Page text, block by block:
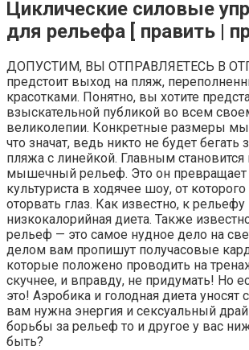
Циклические силовые
для рельефа [ править |
ДОПУСТИМ, ВЫ ОТПРАВЛЯЕТЕСЬ В
предстоит выход на пляж,
красотками. Понятно, вы хотите
взыскательной публикой во всем
великолепии. Конкретные размеры
что значат, ведь никто не будет бегать
пляжа с линейкой. Главным становится
мышечный рельеф. Это он превращает
культуриста в ходячее шоу, от
оторвать глаз. Как известно, к
низкокалорийная диета. Также
рельеф — это самое нудное дело на
делом вам пропишут получасовые
которые положено проводить на
скучнее, и вправду, не придумать! Но
это! Аэробика и голодная диета уносят
вам нужна энергия и сексуальный
борьбы за рельеф то и другое у вас
быть?